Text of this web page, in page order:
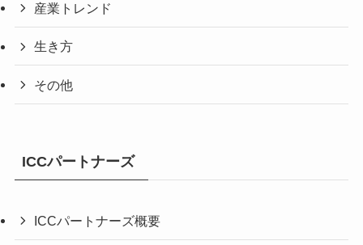
産業トレンド
生き方
その他
ICCパートナーズ
ICCパートナーズ概要